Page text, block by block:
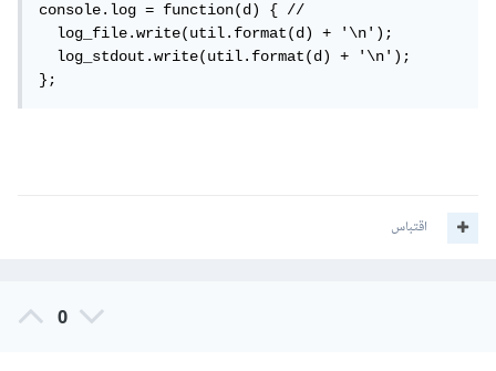
console.log = function(d) { //
  log_file.write(util.format(d) + '\n');
  log_stdout.write(util.format(d) + '\n');
};
اقتباس
0